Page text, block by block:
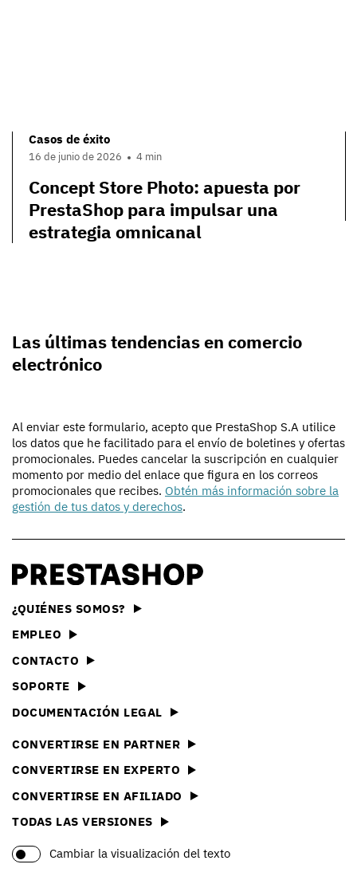
Casos de éxito
16 de junio de 2026 4 min
Concept Store Photo: apuesta por
PrestaShop para impulsar una
estrategia omnicanal
Las últimas tendencias en comercio
electrónico
Al enviar este formulario, acepto que PrestaShop S.A utilice
los datos que he facilitado para el envío de boletines y ofertas
promocionales. Puedes cancelar la suscripción en cualquier
momento por medio del enlace que figura en los correos
promocionales que recibes. Obtén más información sobre la
gestión de tus datos y derechos.
¿QUIÉNES SOMOS?
EMPLEO
CONTACTO
SOPORTE
DOCUMENTACIÓN LEGAL
CONVERTIRSE EN PARTNER
CONVERTIRSE EN EXPERTO
CONVERTIRSE EN AFILIADO
TODAS LAS VERSIONES
Cambiar la visualización del texto